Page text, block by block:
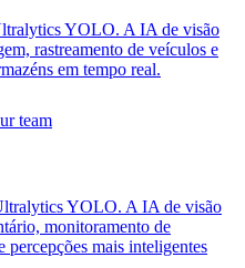
YOLO. A IA de visão
rastreamento de veículos e
em tempo real.
YOLO. A IA de visão
monitoramento de
percepções mais inteligentes